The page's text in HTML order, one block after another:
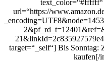
url=“https://
target=“_self“] Bis
kaufen[/